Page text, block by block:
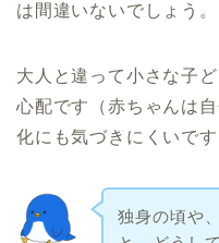
は間違いないでしょう。
大人と違って小さな子
心配です（赤ちゃんは
化にも気づきにくいです
独身の頃や